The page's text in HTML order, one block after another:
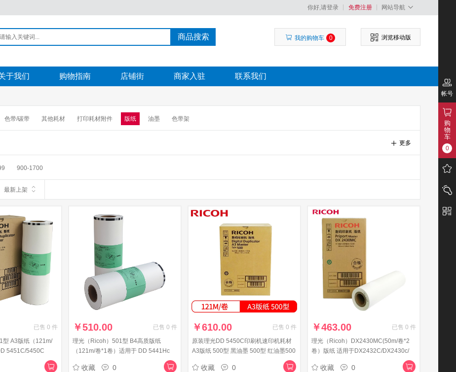
你好,请登录 免费注册 网站导航
商品搜索 我的购物车 0 浏览移动版
于我们 购物指南 店铺街 商家入驻 联系我们
色带/碳带 其他耗材 打印耗材附件 版纸 油墨 色带架
更多
900-1700
最新上架
已售 0 件
型 A3版纸（121m/
5451C/5450C
￥510.00 已售 0 件
理光（Ricoh）501型 B4高质版纸
（121m/卷*1卷）适用于 DD 5441Hc
收藏 0
￥610.00 已售 0 件
原装理光DD 5450C印刷机速印机耗材
A3版纸 500型 黑油墨 500型 红油墨500
收藏 0
￥463.00 已售 0 件
理光（Ricoh）DX2430MC(50m/卷*2
卷）版纸 适用于DX2432C/DX2430c/
收藏 0
帐号
购
物
车
0